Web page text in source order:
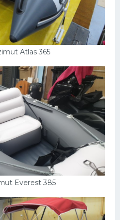
Atlas 365
Everest 385